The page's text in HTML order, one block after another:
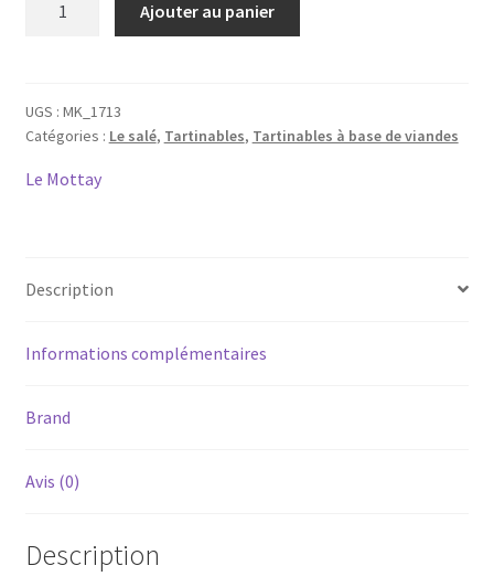
Volaille
à
Thaï
du
by
Mottay
Ajouter au panier
UGS : MK_1713
Catégories : Le salé, Tartinables, Tartinables à base de viandes
Le Mottay
Description
Informations complémentaires
Brand
Avis (0)
Description